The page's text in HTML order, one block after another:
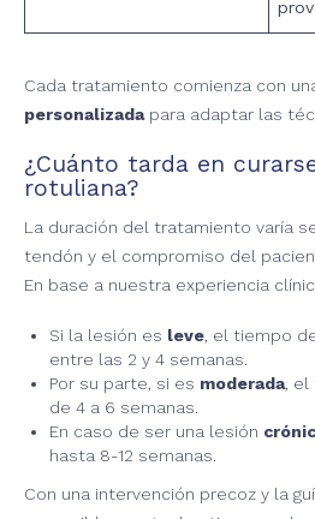
Cada tratamiento comienza con
personalizadapara adaptar las
¿Cuánto tarda en
rotuliana?
La duración del tratamiento varía
tendón y el compromiso del
En base a nuestra experiencia
Si la lesión es leve, el tiempo
entre las 2 y 4 semanas.
Por su parte, si es moderada, el
de 4 a 6 semanas.
En caso de ser una lesión
hasta 8-12 semanas.
Con una intervención precoz y la